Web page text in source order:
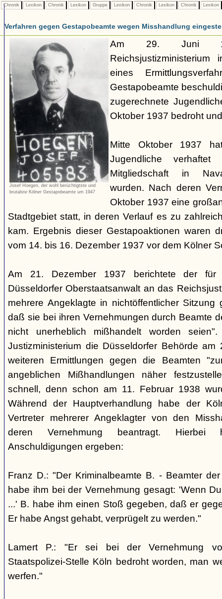
Chronik Lexikon Chronik Lexikon Gruppe Lexikon Chronik Lexikon Chronik Lexikon
Verfahren gegen Gestapobeamte wegen Misshandlung
Josef Hoegen, der wohl berüchtigtste und
brutalste Kölner Gestapobeamte um 1947
Am 29. Juni
eines
Gestapobeamte
zugerechnete
Oktober 1937 bedroht
Mitte Oktober 1937
Jugendliche
Mitgliedschaft in
wurden. Nach deren
Oktober 1937 eine
Stadtgebiet statt, in deren Verlauf es zu
kam. Ergebnis dieser Gestapoaktionen waren
vom 14. bis 16. Dezember 1937 vor dem Kölner
Am 21. Dezember 1937 berichtete der für
Düsseldorfer Oberstaatsanwalt an das
mehrere Angeklagte in nichtöffentlicher Sitzung
daß sie bei ihren Vernehmungen durch Beamte
nicht unerheblich mißhandelt worden
Justizministerium die Düsseldorfer Behörde
weiteren Ermittlungen gegen die Beamten
angeblichen Mißhandlungen näher
schnell, denn schon am 11. Februar 1938
Während der Hauptverhandlung habe der
Vertreter mehrerer Angeklagter von den
deren Vernehmung beantragt. Hierbei
Anschuldigungen ergeben:
Franz D.: "Der Kriminalbeamte B. - Beamter
habe ihm bei der Vernehmung gesagt: 'Wenn
...' B. habe ihm einen Stoß gegeben, daß er
Er habe Angst gehabt, verprügelt zu werden."
Lamert P.: "Er sei bei der Vernehmung
Staatspolizei-Stelle Köln bedroht worden, man
werfen."